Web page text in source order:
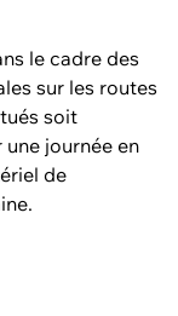
le cadre des
sur les routes
soit
journée en
de